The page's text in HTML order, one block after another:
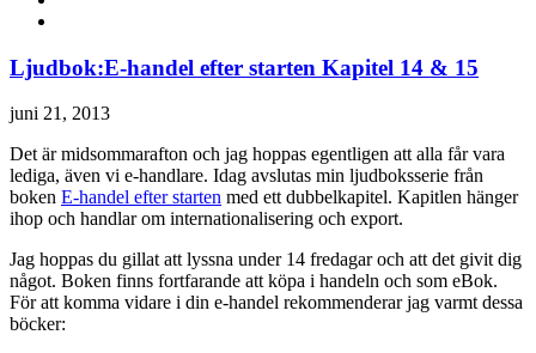
Ljudbok:E-handel efter starten Kapitel 14 & 15
juni 21, 2013
Det är midsommarafton och jag hoppas egentligen att alla får vara
lediga, även vi e-handlare. Idag avslutas min ljudboksserie från
boken E-handel efter starten med ett dubbelkapitel. Kapitlen hänger
ihop och handlar om internationalisering och export.
Jag hoppas du gillat att lyssna under 14 fredagar och att det givit dig
något. Boken finns fortfarande att köpa i handeln och som eBok.
För att komma vidare i din e-handel rekommenderar jag varmt dessa
böcker: